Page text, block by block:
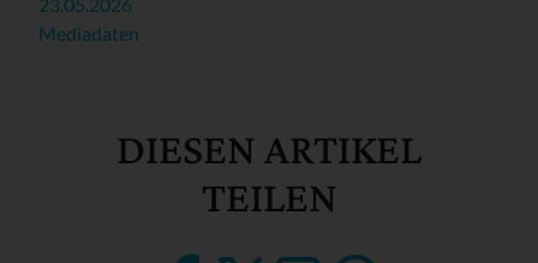
Mediadaten
DIESEN ARTIKEL
TEILEN